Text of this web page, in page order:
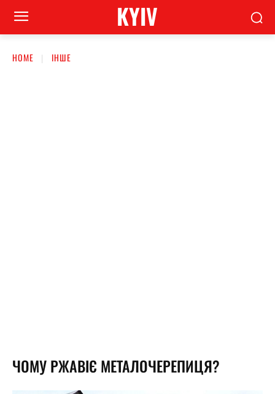
KYIV
HOME ІНШЕ
ЧОМУ РЖАВІЄ МЕТАЛОЧЕРЕПИЦЯ?